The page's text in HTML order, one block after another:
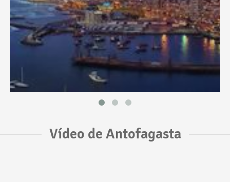
Vídeo de Antofagasta